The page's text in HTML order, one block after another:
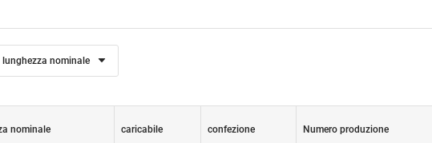
lunghezza nominale
nominale caricabile confezione Numero produzione